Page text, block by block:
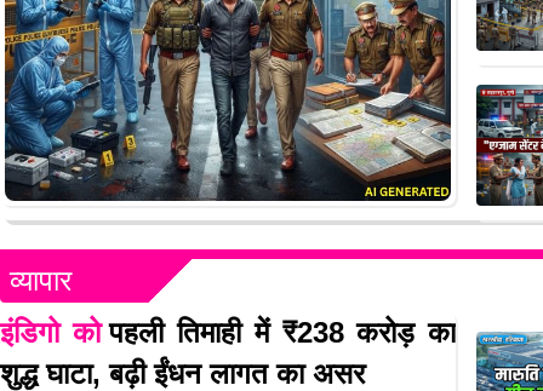
व्यापार
इंडिगो को पहली तिमाही में ₹238 करोड़ का
शुद्ध घाटा, बढ़ी ईंधन लागत का असर